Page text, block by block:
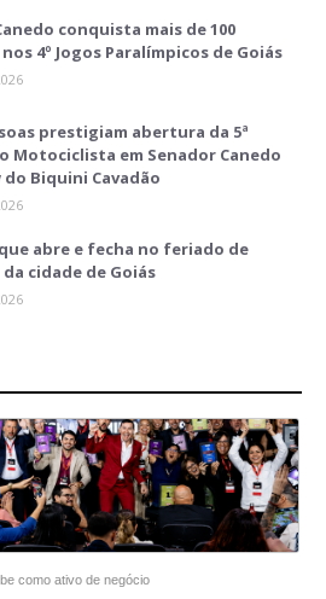
conquista mais de 100
4º Jogos Paralímpicos de Goiás
prestigiam abertura da 5ª
Motociclista em Senador Canedo
do Biquini Cavadão
abre e fecha no feriado de
cidade de Goiás